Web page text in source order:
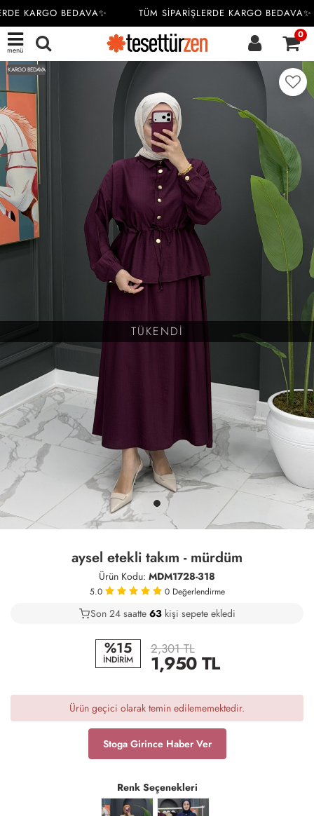
KARGO BEDAVA✨ TÜM SİPARİŞLERDE KARGO BEDAVA✨
menü
0
TÜKENDİ
KARGO BEDAVA
aysel etekli takım - mürdüm
Ürün Kodu: MDM1728-318
5.0 0 Değerlendirme
36
Son 24 saatte 63kişi sepete ekledi
13
%15
İNDİRİM
2,301 TL
1,950TL
Ürün geçici olarak temin edilememektedir.
Stoga Girince Haber Ver
Renk Seçenekleri